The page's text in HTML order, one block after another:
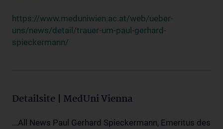
https://www.meduniwien.ac.at/web/ueber-
uns/news/detail/trauer-um-paul-gerhard-
spieckermann/
Detailsite | MedUni Vienna
...All News Paul Gerhard Spieckermann, Emeritus des